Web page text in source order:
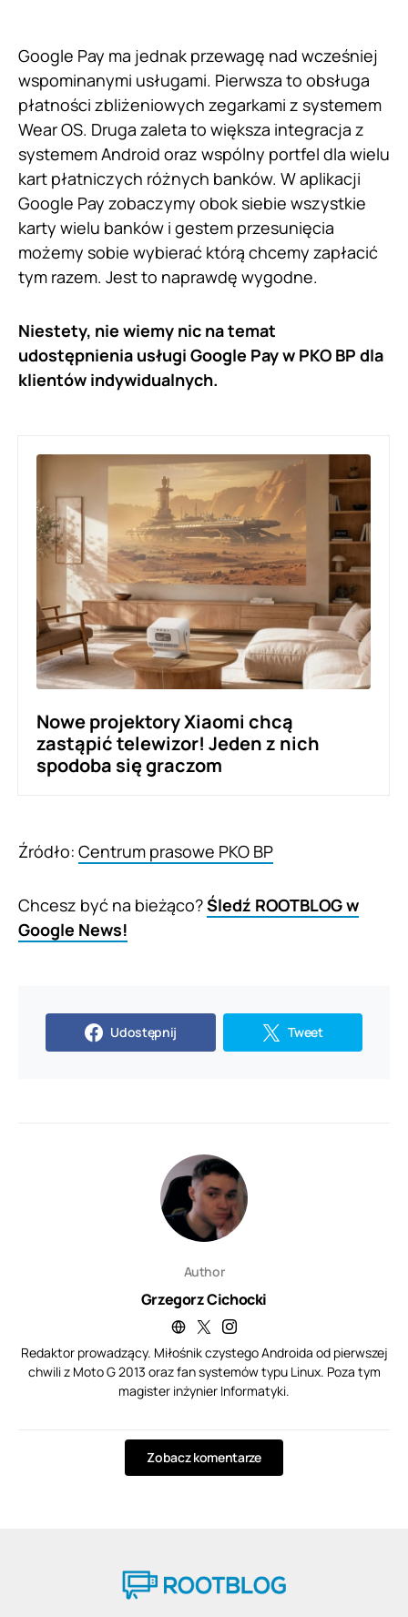
Google Pay ma jednak przewagę nad wcześniej
wspominanymi usługami. Pierwsza to obsługa
płatności zbliżeniowych zegarkami z systemem
Wear OS. Druga zaleta to większa integracja z
systemem Android oraz wspólny portfel dla wielu
kart płatniczych różnych banków. W aplikacji
Google Pay zobaczymy obok siebie wszystkie
karty wielu banków i gestem przesunięcia
możemy sobie wybierać którą chcemy zapłacić
tym razem. Jest to naprawdę wygodne.
Niestety, nie wiemy nic na temat
udostępnienia usługi Google Pay w PKO BP dla
klientów indywidualnych.
Nowe projektory Xiaomi chcą
zastąpić telewizor! Jeden z nich
spodoba się graczom
Źródło: Centrum prasowe PKO BP
Chcesz być na bieżąco?Śledź ROOTBLOG w
Google News!
Udostępnij Tweet
Author
Grzegorz Cichocki
Redaktor prowadzący. Miłośnik czystego Androida od pierwszej
chwili z Moto G 2013 oraz fan systemów typu Linux. Poza tym
magister inżynier Informatyki.
Zobacz komentarze